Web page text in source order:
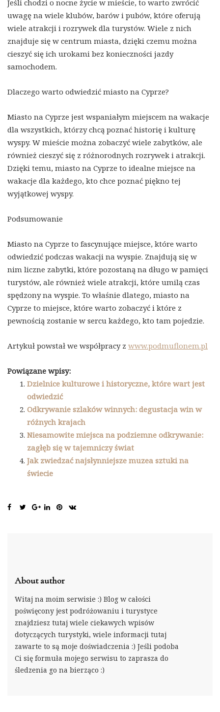
Jeśli chodzi o nocne życie w mieście, to warto zwrócić
uwagę na wiele klubów, barów i pubów, które oferują
wiele atrakcji i rozrywek dla turystów. Wiele z nich
znajduje się w centrum miasta, dzięki czemu można
cieszyć się ich urokami bez konieczności jazdy
samochodem.
Dlaczego warto odwiedzić miasto na Cyprze?
Miasto na Cyprze jest wspaniałym miejscem na wakacje
dla wszystkich, którzy chcą poznać historię i kulturę
wyspy. W mieście można zobaczyć wiele zabytków, ale
również cieszyć się z różnorodnych rozrywek i atrakcji.
Dzięki temu, miasto na Cyprze to idealne miejsce na
wakacje dla każdego, kto chce poznać piękno tej
wyjątkowej wyspy.
Podsumowanie
Miasto na Cyprze to fascynujące miejsce, które warto
odwiedzić podczas wakacji na wyspie. Znajdują się w
nim liczne zabytki, które pozostaną na długo w pamięci
turystów, ale również wiele atrakcji, które umilą czas
spędzony na wyspie. To właśnie dlatego, miasto na
Cyprze to miejsce, które warto zobaczyć i które z
pewnością zostanie w sercu każdego, kto tam pojedzie.
Artykuł powstał we współpracy z www.podmuflonem.pl
Powiązane wpisy:
Dzielnice kulturowe i historyczne, które wart jest
odwiedzić
Odkrywanie szlaków winnych: degustacja win w
różnych krajach
Niesamowite miejsca na podziemne odkrywanie:
zagłęb się w tajemniczy świat
Jak zwiedzać najsłynniejsze muzea sztuki na
świecie
About author
Witaj na moim serwisie :) Blog w całości
poświęcony jest podróżowaniu i turystyce
znajdziesz tutaj wiele ciekawych wpisów
dotyczących turystyki, wiele informacji tutaj
zawarte to są moje doświadczenia :) Jeśli podoba
Ci się formuła mojego serwisu to zaprasza do
śledzenia go na bierząco :)